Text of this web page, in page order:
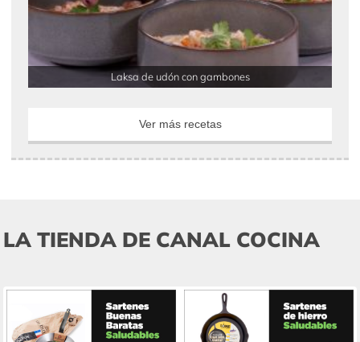
Laksa de udón con gambones
Ver más recetas
LA TIENDA DE CANAL COCINA